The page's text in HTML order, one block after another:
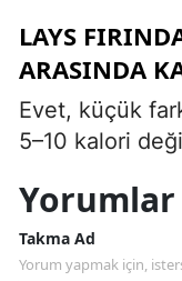
LAYS
ARASINDA
Evet, küçük
5–10 kalori
Yorumlar
Takma Ad
Yorum yapmak için,